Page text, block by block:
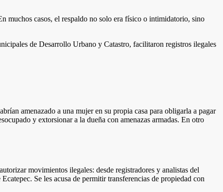
muchos casos, el respaldo no solo era físico o intimidatorio, sino
de Desarrollo Urbano y Catastro, facilitaron registros ilegales
amenazado a una mujer en su propia casa para obligarla a pagar
y extorsionar a la dueña con amenazas armadas. En otro
movimientos ilegales: desde registradores y analistas del
Se les acusa de permitir transferencias de propiedad con